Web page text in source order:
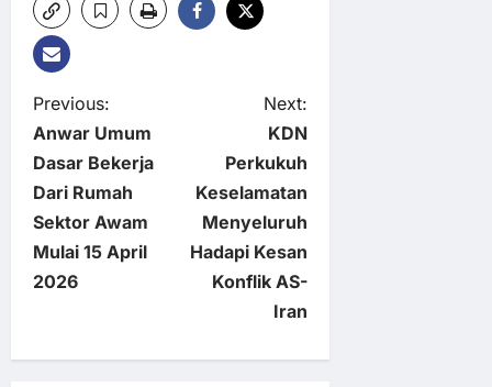
P
o
s
t
a
Previous:
Anwar Umum
Dasar Bekerja
Dari Rumah
Sektor Awam
Mulai 15 April
2026
Next:
KDN
Perkukuh
Keselamatan
Menyeluruh
Hadapi Kesan
Konflik AS-
Iran